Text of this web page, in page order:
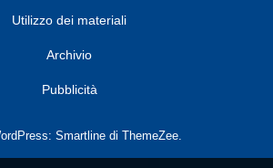
Utilizzo dei materiali
Archivio
Pubblicità
Smartline di ThemeZee.